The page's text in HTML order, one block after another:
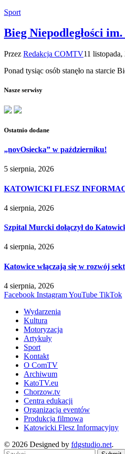
Sport
Bieg Niepodległości
Przez Redakcja COMTV11 listopada,
Ponad tysiąc osób stanęło na starcie
Nasze serwisy
Ostatnio dodane
„novOsiecka” w październiku!
5 sierpnia, 2026
KATOWICKI FLESZ
4 sierpnia, 2026
Szpital Murcki dołączył do
4 sierpnia, 2026
Katowice włączają się w rozwój
4 sierpnia, 2026
Facebook InstagramYouTube TikTok
Wydarzenia
Kultura
Motoryzacja
Artykuły
Sport
Kontakt
O ComTV
Archiwum
KatoTV.eu
Chorzow.tv
Centra edukacji
Organizacja eventów
Produkcja filmowa
Katowicki Flesz Informacyjny
© 2026 Designed by fdgstudio.net.